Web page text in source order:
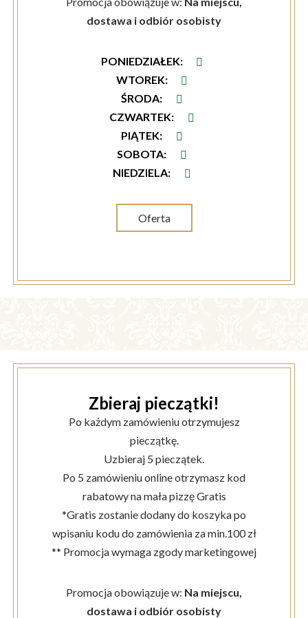
dostawa i odbiór osobisty
PONIEDZIAŁEK:
WTOREK:
ŚRODA:
CZWARTEK:
PIĄTEK:
SOBOTA:
NIEDZIELA:
Oferta
Zbieraj pieczątki!
Po każdym zamówieniu otrzymujesz
pieczątkę.
Uzbieraj 5 pieczątek.
Po 5 zamówieniu online otrzymasz kod
rabatowy na mała pizzę Gratis
*Gratis zostanie dodany do koszyka po
wpisaniu kodu do zamówienia za min.100 zł
** Promocja wymaga zgody marketingowej
Promocja obowiązuje w: Na miejscu,
dostawa i odbiór osobisty